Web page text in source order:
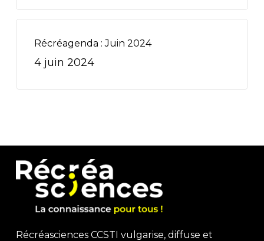
Récréagenda : Juin 2024
4 juin 2024
Récréasciences CCSTI vulgarise, diffuse et